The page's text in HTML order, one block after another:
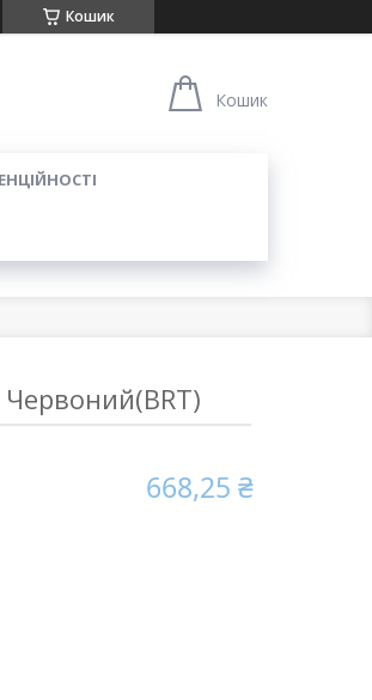
Кошик
Кошик
668,25 ₴